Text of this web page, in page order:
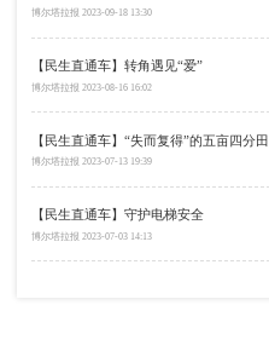
博尔塔拉报2023-09-18 13:30
【民生直通车】转角遇见“爱”
博尔塔拉报2023-08-16 16:02
【民生直通车】“失而复得”的五亩四分田
博尔塔拉报2023-07-13 19:39
【民生直通车】守护电梯安全
博尔塔拉报2023-07-03 14:13